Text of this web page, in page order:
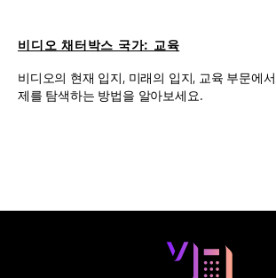
비디오 채터박스 국가: 교육
비디오의 현재 입지, 미래의 입지, 교육 부문에
제를 탐색하는 방법을 알아보세요.